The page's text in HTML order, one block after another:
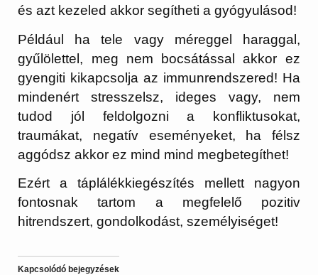
és azt kezeled akkor segítheti a gyógyulásod!
Például ha tele vagy méreggel haraggal,
gyűlölettel, meg nem bocsátással akkor ez
gyengiti kikapcsolja az immunrendszered! Ha
mindenért stresszelsz, ideges vagy, nem
tudod jól feldolgozni a konfliktusokat,
traumákat, negatív eseményeket, ha félsz
aggódsz akkor ez mind mind megbetegíthet!
Ezért a táplálékkiegészítés mellett nagyon
fontosnak tartom a megfelelő pozitiv
hitrendszert, gondolkodást, személyiséget!
Kapcsolódó bejegyzések